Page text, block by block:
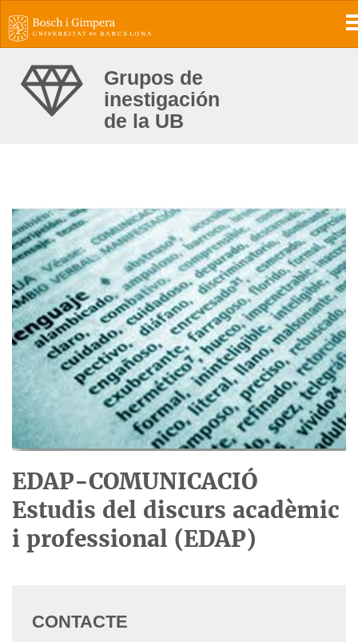
Grupos de
inestigación
de la UB
EDAP-COMUNICACIÓ
Estudis del discurs acadèmic
i professional (EDAP)
CONTACTE